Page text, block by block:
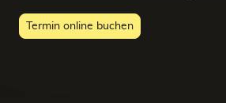
Termin online buchen